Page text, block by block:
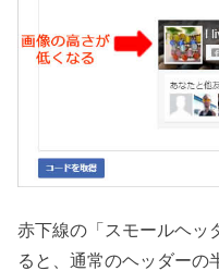
赤下線の「スモールヘッ
ると、通常のヘッダーの